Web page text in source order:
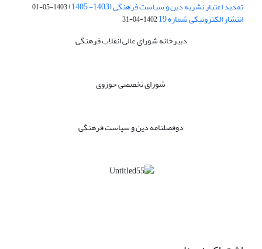
تمدید اعتبار نشریه دین و سیاست فرهنگی (1403- 1405) 1403-05-01
انتشار الکترونیکی شماره 19 1402-04-31
دبیرخانه شورای عالی انقلاب فرهنگی
شورای تخصصی حوزوی
دوفصلنامه دین و سیاست فرهنگی